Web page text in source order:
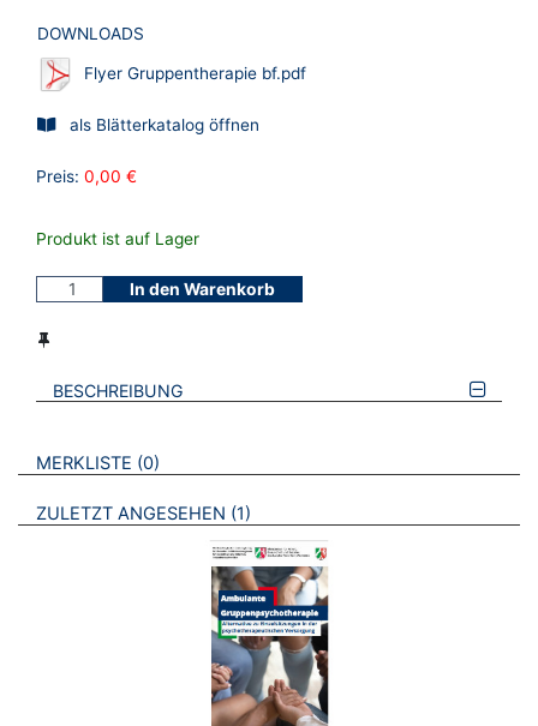
DOWNLOADS
Flyer Gruppentherapie bf.pdf
als Blätterkatalog öffnen
Preis: 0,00 €
Produkt ist auf Lager
In den Warenkorb
BESCHREIBUNG
VERWEISE AUF VERMERKTE- ODER ZULETZT ANGESEHENE
MERKLISTE 0 BROSCHÜREN
ZULETZT ANGESEHEN 1 BROSCHÜREN